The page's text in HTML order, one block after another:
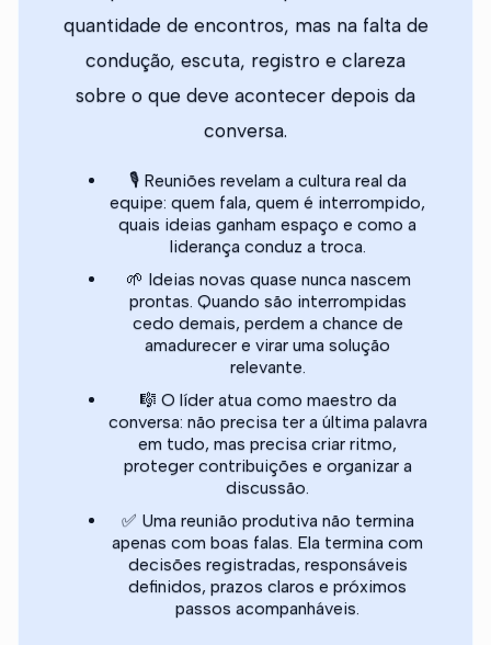
quantidade de encontros, mas na falta de
condução, escuta, registro e clareza
sobre o que deve acontecer depois da
conversa.
🎙️ Reuniões revelam a cultura real da
equipe: quem fala, quem é interrompido,
quais ideias ganham espaço e como a
liderança conduz a troca.
🌱 Ideias novas quase nunca nascem
prontas. Quando são interrompidas
cedo demais, perdem a chance de
amadurecer e virar uma solução
relevante.
🎼 O líder atua como maestro da
conversa: não precisa ter a última palavra
em tudo, mas precisa criar ritmo,
proteger contribuições e organizar a
discussão.
✅ Uma reunião produtiva não termina
apenas com boas falas. Ela termina com
decisões registradas, responsáveis
definidos, prazos claros e próximos
passos acompanháveis.